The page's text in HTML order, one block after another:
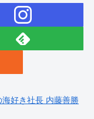
海好き社長 内藤善勝